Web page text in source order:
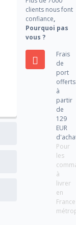
clients nous font
confiance,
Pourquoi pas
vous ?
Frais
de
port
offerts
à
partir
de
129
EUR
Pour
les
à
livrer
en
France